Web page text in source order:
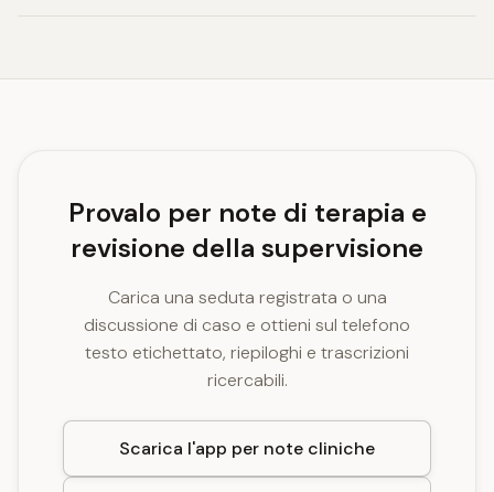
Provalo per note di terapia e
revisione della supervisione
Carica una seduta registrata o una
discussione di caso e ottieni sul telefono
testo etichettato, riepiloghi e trascrizioni
ricercabili.
Scarica l'app per note cliniche